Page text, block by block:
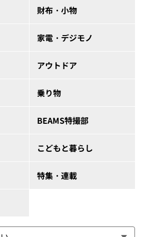
財布・小物
家電・デジモノ
アウトドア
乗り物
BEAMS特撮部
こどもと暮らし
特集・連載